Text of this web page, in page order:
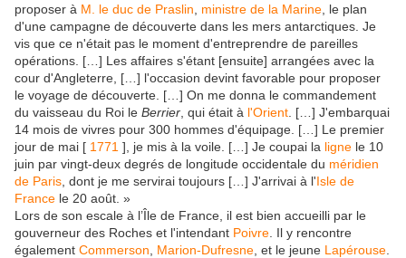
proposer à M. le duc de Praslin ministre de la Marine , le plan
d'une campagne de découverte dans les mers antarctiques. Je
vis que ce n'était pas le moment d'entreprendre de pareilles
opérations. […] Les affaires s'étant [ensuite] arrangées avec la
cour d'Angleterre, […] l'occasion devint favorable pour proposer
le voyage de découverte. […] On me donna le commandement
du vaisseau du Roi le Berrier , qui était à l'Orient . […] J'embarquai
14 mois de vivres pour 300 hommes d'équipage. […] Le premier
jour de mai [ 1771 ], je mis à la voile. […] Je coupai la ligne le 10
juin par vingt-deux degrés de longitude occidentale du méridien
de Paris , dont je me servirai toujours […] J'arrivai à l'Isle de
France le 20 août. »
Lors de son escale à l’Île de France, il est bien accueilli par le
gouverneur des Roches et l'intendant Poivre . Il y rencontre
également Commerson Marion-Dufresne , et le jeune Lapérouse